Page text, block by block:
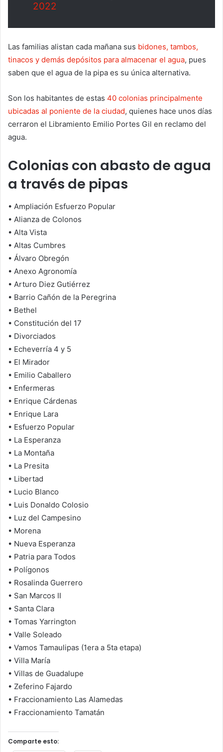
2022
Las familias alistan cada mañana sus bidones, tambos,
tinacos y demás depósitos para almacenar el agua, pues
saben que el agua de la pipa es su única alternativa.
Son los habitantes de estas 40 colonias principalmente
ubicadas al poniente de la ciudad, quienes hace unos días
cerraron el Libramiento Emilio Portes Gil en reclamo del
agua.
Colonias con abasto de agua
a través de pipas
• Ampliación Esfuerzo Popular
• Alianza de Colonos
• Alta Vista
• Altas Cumbres
• Álvaro Obregón
• Anexo Agronomía
• Arturo Diez Gutiérrez
• Barrio Cañón de la Peregrina
• Bethel
• Constitución del 17
• Divorciados
• Echeverría 4 y 5
• El Mirador
• Emilio Caballero
• Enfermeras
• Enrique Cárdenas
• Enrique Lara
• Esfuerzo Popular
• La Esperanza
• La Montaña
• La Presita
• Libertad
• Lucio Blanco
• Luis Donaldo Colosio
• Luz del Campesino
• Morena
• Nueva Esperanza
• Patria para Todos
• Polígonos
• Rosalinda Guerrero
• San Marcos II
• Santa Clara
• Tomas Yarrington
• Valle Soleado
• Vamos Tamaulipas (1era a 5ta etapa)
• Villa María
• Villas de Guadalupe
• Zeferino Fajardo
• Fraccionamiento Las Alamedas
• Fraccionamiento Tamatán
Comparte esto: